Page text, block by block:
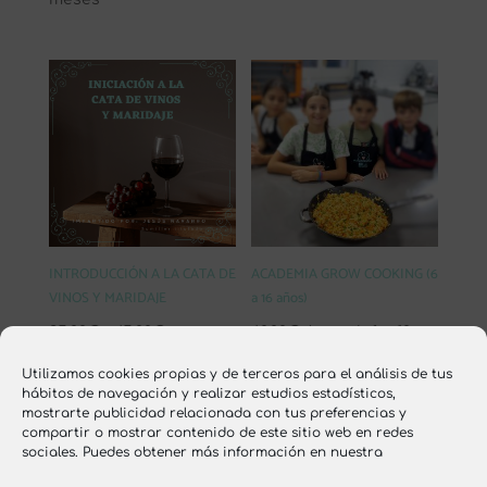
Utilizamos cookies propias y de terceros para el análisis de tus
hábitos de navegación y realizar estudios estadísticos,
mostrarte publicidad relacionada con tus preferencias y
compartir o mostrar contenido de este sitio web en redes
sociales. Puedes obtener más información en nuestra
INTRODUCCIÓN A LA CATA DE
VINOS Y MARIDAJE
35,00€ - 45,00€Rango
precios:
desde
35,00€
ACADEMIA GROW COOKING (6
a 16 años)
60,00€ / month for 10
1 2 →